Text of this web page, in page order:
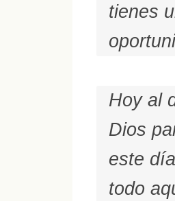
tienes
Hoy al
Dios
este
todo